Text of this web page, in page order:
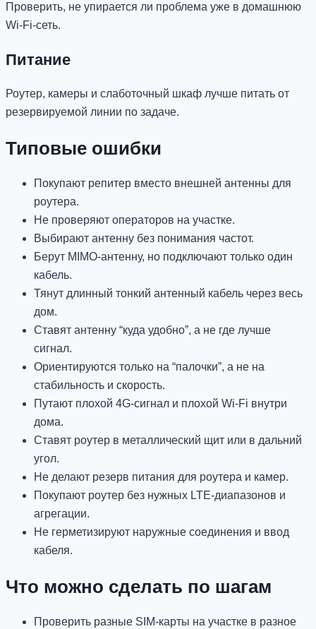
Проверить, не упирается ли проблема уже в домашнюю
Wi-Fi-сеть.
Питание
Роутер, камеры и слаботочный шкаф лучше питать от
резервируемой линии по задаче.
Типовые ошибки
Покупают репитер вместо внешней антенны для
роутера.
Не проверяют операторов на участке.
Выбирают антенну без понимания частот.
Берут MIMO-антенну, но подключают только один
кабель.
Тянут длинный тонкий антенный кабель через весь
дом.
Ставят антенну “куда удобно”, а не где лучше
сигнал.
Ориентируются только на “палочки”, а не на
стабильность и скорость.
Путают плохой 4G-сигнал и плохой Wi-Fi внутри
дома.
Ставят роутер в металлический щит или в дальний
угол.
Не делают резерв питания для роутера и камер.
Покупают роутер без нужных LTE-диапазонов и
агрегации.
Не герметизируют наружные соединения и ввод
кабеля.
Что можно сделать по шагам
Проверить разные SIM-карты на участке в разное